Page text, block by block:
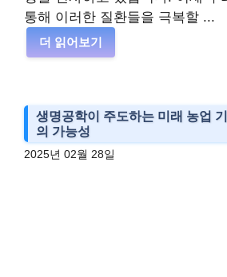
통해 이러한 질환들을 극복할 ...
더 읽어보기
생명공학이 주도하는 미래 농업
의 가능성
2025년 02월 28일